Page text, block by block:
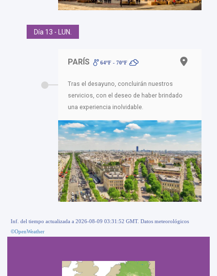
Día 13 - LUN.
PARÍS 64ºF - 70ºF
Tras el desayuno, concluirán nuestros
servicios, con el deseo de haber brindado
una experiencia inolvidable.
Inf. del tiempo actualizada a 2026-08-09 03:31:52 GMT. Datos meteorológicos
©OpenWeather